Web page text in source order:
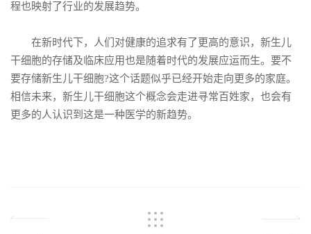
程也映射了行业的发展趋势。
在新时代下，人们对健康的追求有了更高的意识，新生儿
干细胞的存储及临床应用也是随着时代的发展应运而生。要不
要存储新生儿干细胞?这个话题似乎已经开始走向更多的家庭。
相信未来，新生儿干细胞这个概念会走进寻常百姓家，也会有
更多的人认识到这是一种医学的新趋势。